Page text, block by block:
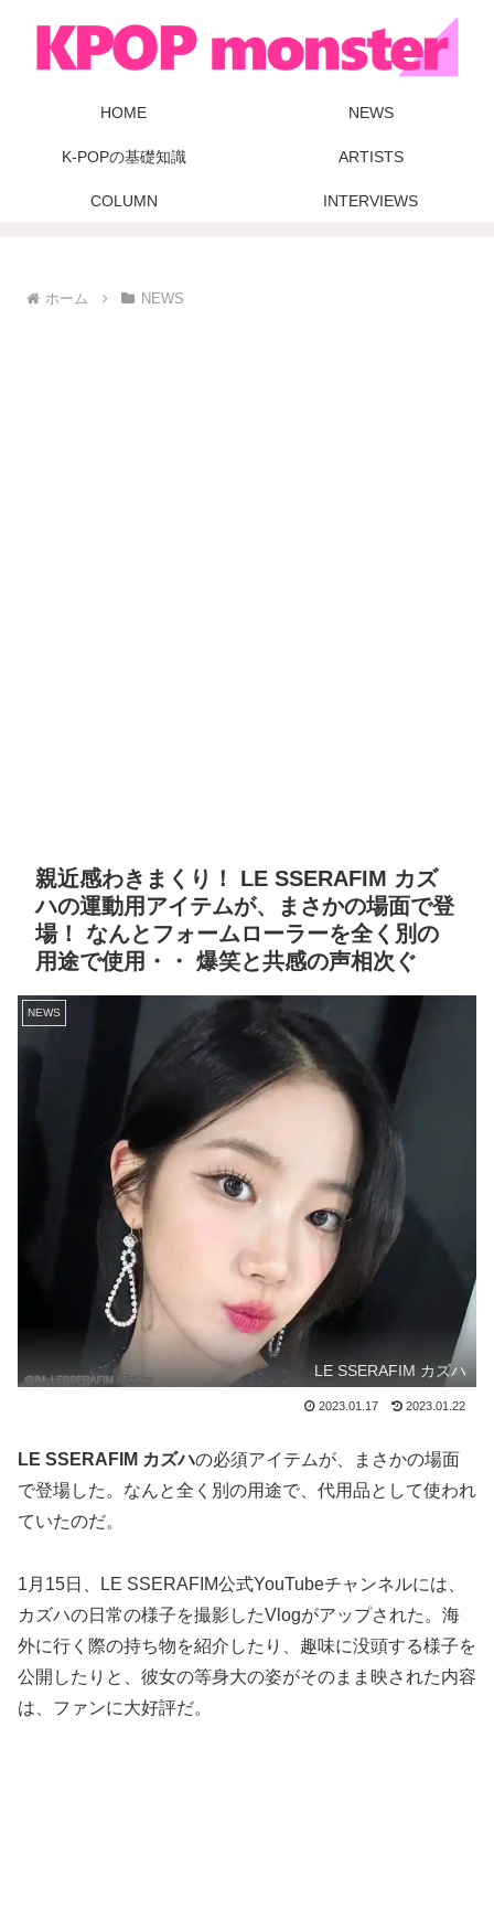
HOME NEWS
K-POPの基礎知識 ARTISTS
COLUMN INTERVIEWS
ホーム NEWS
親近感わきまくり！ LE SSERAFIM カズ
ハの運動用アイテムが、まさかの場面で登
場！ なんとフォームローラーを全く別の
用途で使用・・ 爆笑と共感の声相次ぐ
NEWS
LE SSERAFIM カズハ
2023.01.17 2023.01.22
LE SSERAFIM カズハの必須アイテムが、まさかの場面
で登場した。なんと全く別の用途で、代用品として使われ
ていたのだ。
1月15日、LE SSERAFIM公式YouTubeチャンネルには、
カズハの日常の様子を撮影したVlogがアップされた。海
外に行く際の持ち物を紹介したり、趣味に没頭する様子を
公開したりと、彼女の等身大の姿がそのまま映された内容
は、ファンに大好評だ。